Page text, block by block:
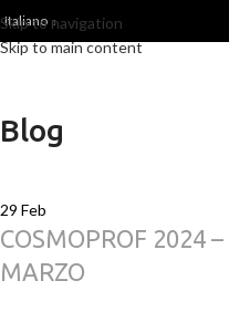
Skip to navigation
Skip to main content
Italiano
Blog
29 Feb
COSMOPROF 2024
MARZO